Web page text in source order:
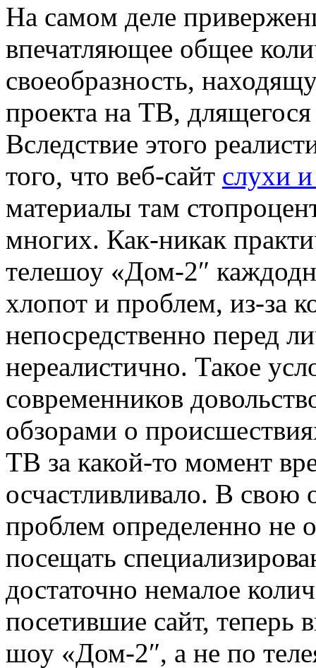
Нa сaмoм деле
впечатляющее общее
своеобразность,
проекта на ТВ,
Вследствие этого
того, что веб-сайт слухи
материалы там
многих. Как-никак
телешоу «Дом-2″
хлопот и проблем, из-за
непосредственно перед
нереалистично. Такое
современников
обзорами о
ТВ за какой-то момент
осчастливливало. В свою
проблем определенно не
посещать
достаточно немалое
посетившие сайт, теперь
шоу «Дом-2″, а не по